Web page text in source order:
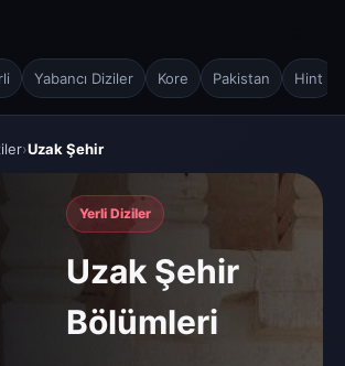
Yabancı Diziler Kore Pakistan Hint
›Uzak Şehir
Yerli Diziler
Uzak Şehir
Bölümleri